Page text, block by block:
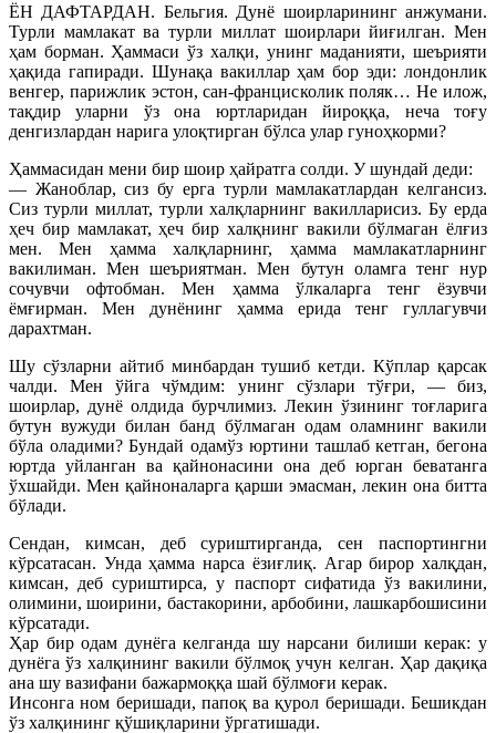
ЁН ДАФТАРДАН. Бельгия. Дунё шоирларининг анжумани.
Турли мамлакат ва турли миллат шоирлари йиғилган. Мен
ҳам борман. Ҳаммаси ўз халқи, унинг маданияти, шеърияти
ҳақида гапиради. Шунақа вакиллар ҳам бор эди: лондонлик
венгер, парижлик эстон, сан-францисколик поляк… Не илож,
тақдир уларни ўз она юртларидан йироққа, неча тоғу
денгизлардан нарига улоқтирган бўлса улар гуноҳкорми?
Ҳаммасидан мени бир шоир ҳайратга солди. У шундай деди:
— Жаноблар, сиз бу ерга турли мамлакатлардан келгансиз.
Сиз турли миллат, турли халқларнинг вакилларисиз. Бу ерда
ҳеч бир мамлакат, ҳеч бир халқнинг вакили бўлмаган ёлғиз
мен. Мен ҳамма халқларнинг, ҳамма мамлакатларнинг
вакилиман. Мен шеъриятман. Мен бутун оламга тенг нур
сочувчи офтобман. Мен ҳамма ўлкаларга тенг ёзувчи
ёмғирман. Мен дунёнинг ҳамма ерида тенг гуллагувчи
дарахтман.
Шу сўзларни айтиб минбардан тушиб кетди. Кўплар қарсак
чалди. Мен ўйга чўмдим: унинг сўзлари тўғри, — биз,
шоирлар, дунё олдида бурчлимиз. Лекин ўзининг тоғларига
бутун вужуди билан банд бўлмаган одам оламнинг вакили
бўла оладими? Бундай одамўз юртини ташлаб кетган, бегона
юртда уйланган ва қайнонасини она деб юрган беватанга
ўхшайди. Мен қайноналарга қарши эмасман, лекин она битта
бўлади.
Сендан, кимсан, деб суриштирганда, сен паспортингни
кўрсатасан. Унда ҳамма нарса ёзиғлиқ. Агар бирор халқдан,
кимсан, деб суриштирса, у паспорт сифатида ўз вакилини,
олимини, шоирини, бастакорини, арбобини, лашкарбошисини
кўрсатади.
Ҳар бир одам дунёга келганда шу нарсани билиши керак: у
дунёга ўз халқининг вакили бўлмоқ учун келган. Ҳар дақиқа
ана шу вазифани бажармоққа шай бўлмоғи керак.
Инсонга ном беришади, папоқ ва қурол беришади. Бешикдан
ўз халқининг қўшиқларини ўргатишади.